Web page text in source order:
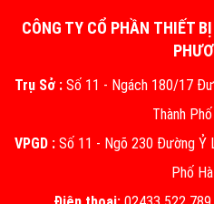
CÔNG TY CỔ PHẦN THIẾT
Trụ Sở : Số 11 - Ngách 180/17
Thành
VPGD :Số 11 - Ngõ 230 Đường Ỷ
Phố